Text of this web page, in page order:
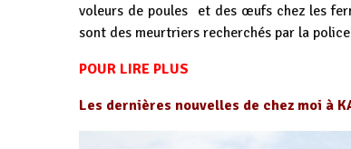
voleurs de poules et des œufs chez les
sont des meurtriers recherchés par la
POUR LIRE PLUS
Les dernières nouvelles de chez moi à